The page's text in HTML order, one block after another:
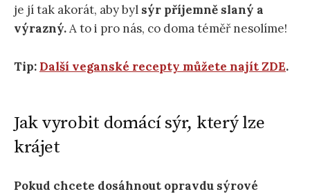
je jí tak akorát, aby byl sýr příjemně slaný a
výrazný.A to i pro nás, co doma téměř nesolíme!
Tip: Další veganské recepty můžete najít ZDE.
Jak vyrobit domácí sýr, který lze
krájet
Pokud chcete dosáhnout opravdu sýrové